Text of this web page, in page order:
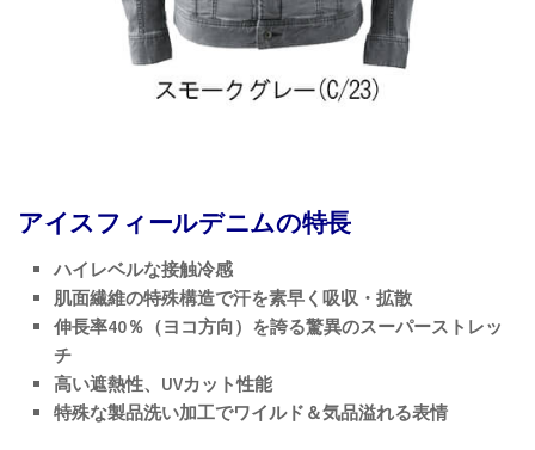
アイスフィールデニムの特長
ハイレベルな接触冷感
肌面繊維の特殊構造で汗を素早く吸収・拡散
伸長率40％（ヨコ方向）を誇る驚異のスーパーストレッ
チ
高い遮熱性、UVカット性能
特殊な製品洗い加工でワイルド＆気品溢れる表情